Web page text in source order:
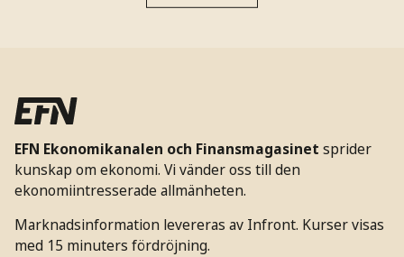
EFN Ekonomikanalen och Finansmagasinet sprider
kunskap om ekonomi. Vi vänder oss till den
ekonomiintresserade allmänheten.
Marknadsinformation levereras av Infront. Kurser visas
med 15 minuters fördröjning.